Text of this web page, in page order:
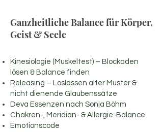
Ganzheitliche Balance für Körper,
Geist & Seele
Kinesiologie (Muskeltest) – Blockaden
lösen & Balance finden
Releasing – Loslassen alter Muster &
nicht dienende Glaubenssätze
Deva Essenzen nach Sonja Böhm
Chakren-, Meridian- & Allergie-Balance
Emotionscode